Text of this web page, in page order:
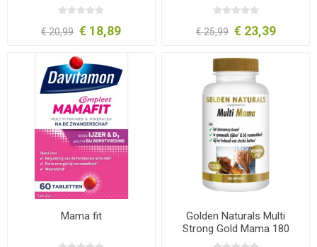
€ 20,99 € 18,89 € 25,99 € 23,39
Mama fit
Golden Naturals Multi
Strong Gold Mama 180
capsules